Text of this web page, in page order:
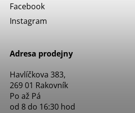
Facebook
Instagram
Adresa prodejny
Havlíčkova 383,
269 01 Rakovník
Po až Pá
od 8 do 16:30 hod